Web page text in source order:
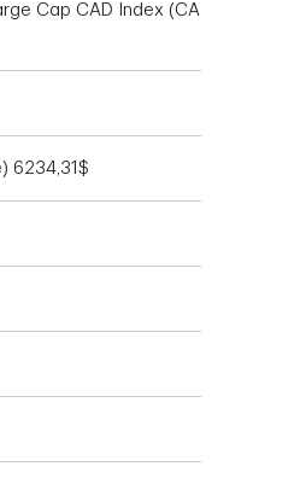
Cap CAD Index (CA
6234,31$